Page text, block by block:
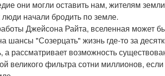
они могли оставить нам, жителям
люди начали бродить по земле.
Джейсона Райта, вселенная может
шансы "Созерцать" жизнь где-то за
а рассматривает возможность
великого фильтра сотни миллионов,